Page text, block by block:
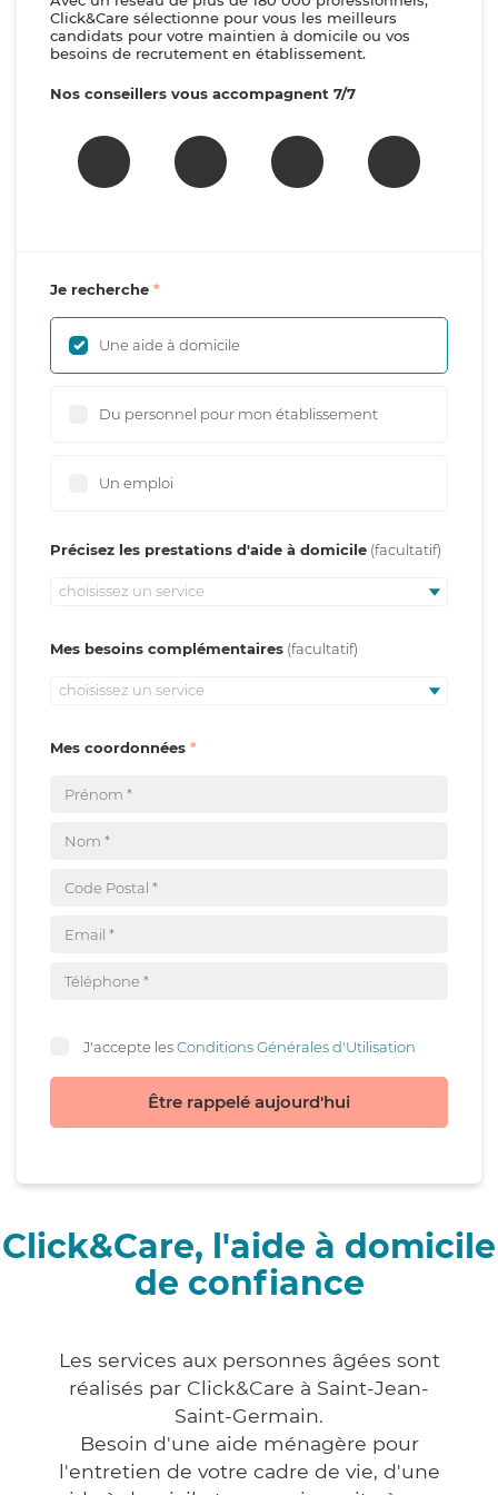
Click&Care sélectionne pour vous les meilleurs
candidats pour votre maintien à domicile ou vos
besoins de recrutement en établissement.
Nos conseillers vous accompagnent 7/7
Je recherche
Une aide à domicile
Du personnel pour mon établissement
Un emploi
Précisez les prestations d'aide à domicile
choisissez un service
Mes besoins complémentaires
choisissez un service
Mes coordonnées
J'accepte lesConditions Générales d'Utilisation
Être rappelé aujourd'hui
Click&Care, l'aide à domicile
de confiance
Les services aux personnes âgées sont
réalisés par Click&Care à Saint-Jean-
Saint-Germain.
Besoin d'une aide ménagère pour
l'entretien de votre cadre de vie, d'une